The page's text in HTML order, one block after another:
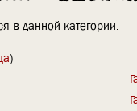
в данной категории.
)